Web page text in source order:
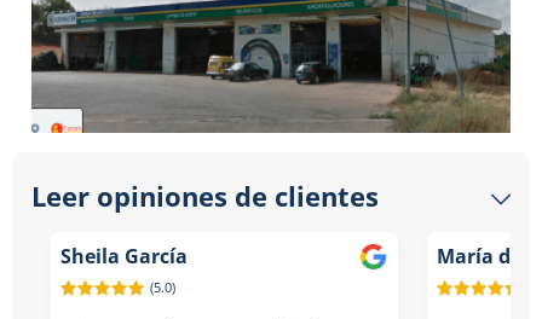
Leer opiniones de clientes
Sheila García
(5.0)
María del